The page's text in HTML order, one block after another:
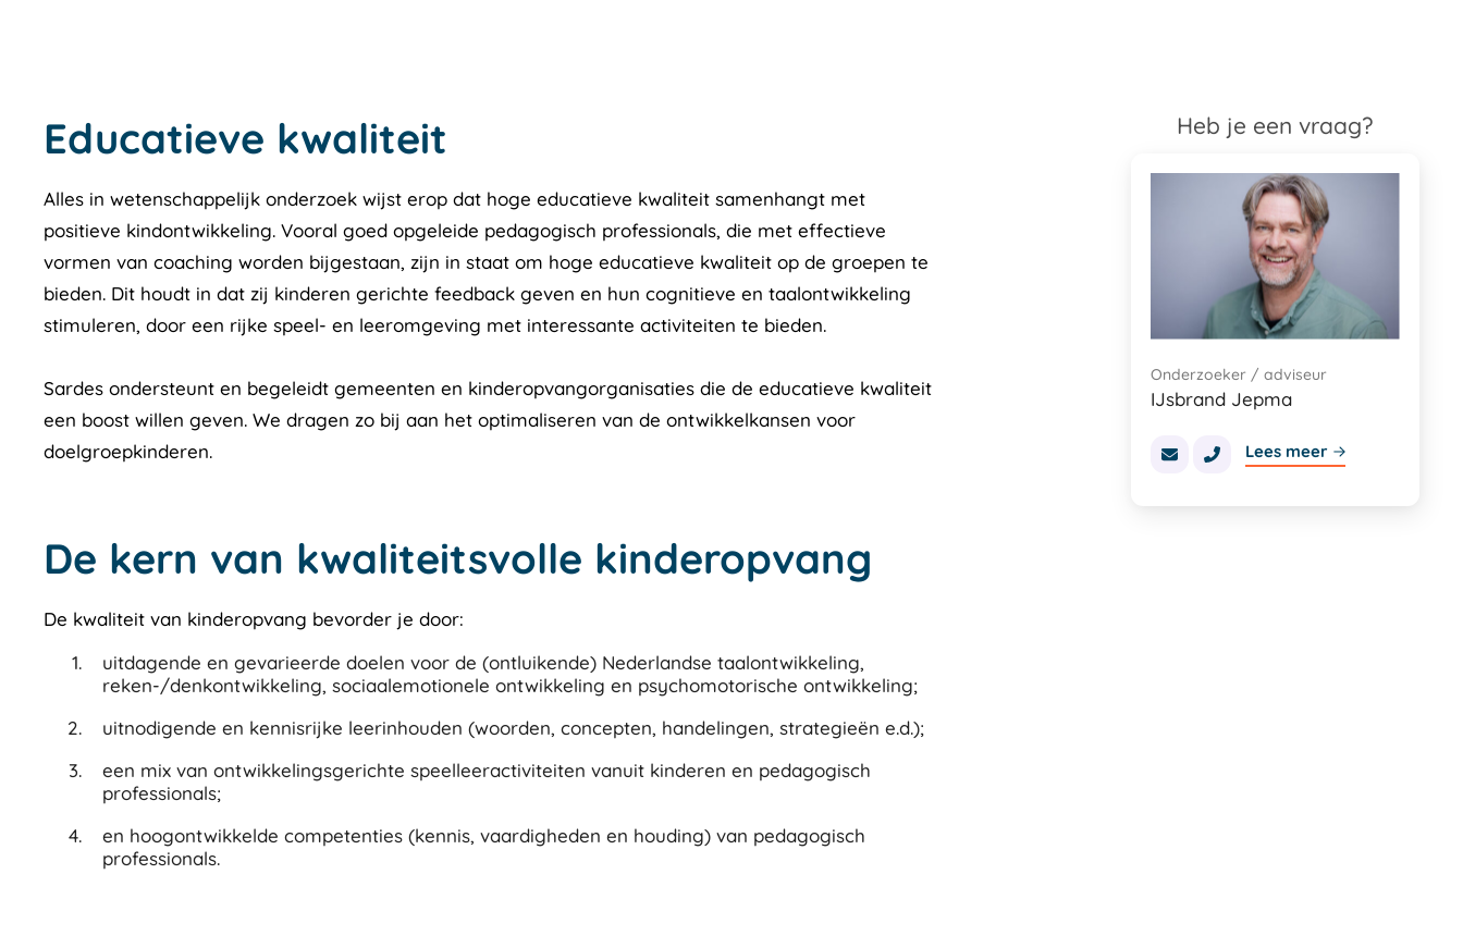
Educatieve kwaliteit
Alles in wetenschappelijk onderzoek wijst erop dat hoge educatieve kwaliteit samenhangt met
positieve kindontwikkeling. Vooral goed opgeleide pedagogisch professionals, die met effectieve
vormen van coaching worden bijgestaan, zijn in staat om hoge educatieve kwaliteit op de groepen te
bieden. Dit houdt in dat zij kinderen gerichte feedback geven en hun cognitieve en taalontwikkeling
stimuleren, door een rijke speel- en leeromgeving met interessante activiteiten te bieden.
Sardes ondersteunt en begeleidt gemeenten en kinderopvangorganisaties die de educatieve kwaliteit
een boost willen geven. We dragen zo bij aan het optimaliseren van de ontwikkelkansen voor
doelgroepkinderen.
De kern van kwaliteitsvolle kinderopvang
De kwaliteit van kinderopvang bevorder je door:
uitdagende en gevarieerde doelen voor de (ontluikende) Nederlandse taalontwikkeling,
reken-/denkontwikkeling, sociaalemotionele ontwikkeling en psychomotorische ontwikkeling;
uitnodigende en kennisrijke leerinhouden (woorden, concepten, handelingen, strategieën e.d.);
een mix van ontwikkelingsgerichte speelleeractiviteiten vanuit kinderen en pedagogisch
professionals;
en hoogontwikkelde competenties (kennis, vaardigheden en houding) van pedagogisch
professionals.
Heb je een vraag?
IJsbrand Jepma
Onderzoeker / adviseur
Lees meer